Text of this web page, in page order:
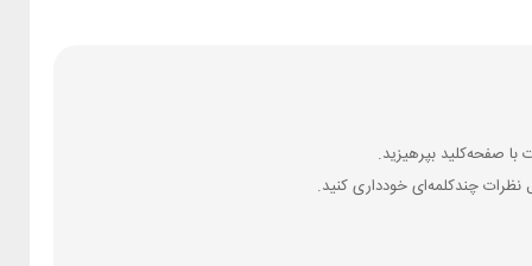
چندکلمه‌‌ای خودداری کنید.